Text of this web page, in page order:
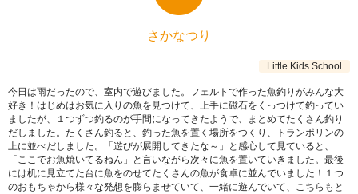
Little Kids School
さかなつり
今日は雨だったので、室内で遊びました。フェルトで作った魚釣りがみんな大
好き！はじめはお気に入りの魚を見つけて、上手に磁石をくっつけて釣ってい
ましたが、１つずつ釣るのが手間になってきたようで、まとめてたくさん釣り
だしました。たくさん釣ると、釣った魚を置く場所をつくり、トランポリンの
上に並べだしました。「遊びが展開してきたな～」と感心して見ていると、
「ここでお魚焼いてるねん」と言いながら次々に魚を置いていきました。最後
には机に見立てた台に魚をのせてたくさんの魚が食卓に並んでいました！１つ
のおもちゃから様々な発想を膨らませていて、一緒に遊んでいて、こちらもと